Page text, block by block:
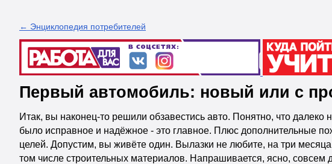
← Энциклопедия потребителей
Первый автомобиль: новый или с
Итак, вы наконец-то решили обзавестись авто. Понятно, что далеко
было исправное и надёжное - это главное. Плюс дополнительные
целей. Допустим, вы живёте один. Вылазки не любите, на три месяца
том числе строительных материалов. Напрашивается, ясно, совсем